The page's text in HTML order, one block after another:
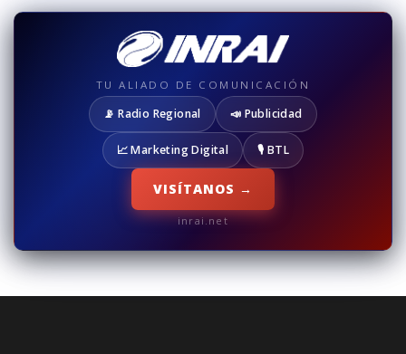
TU ALIADO DE COMUNICACIÓN
📡 Radio Regional 📣 Publicidad
📈 Marketing Digital 🎙️ BTL
VISÍTANOS →
inrai.net